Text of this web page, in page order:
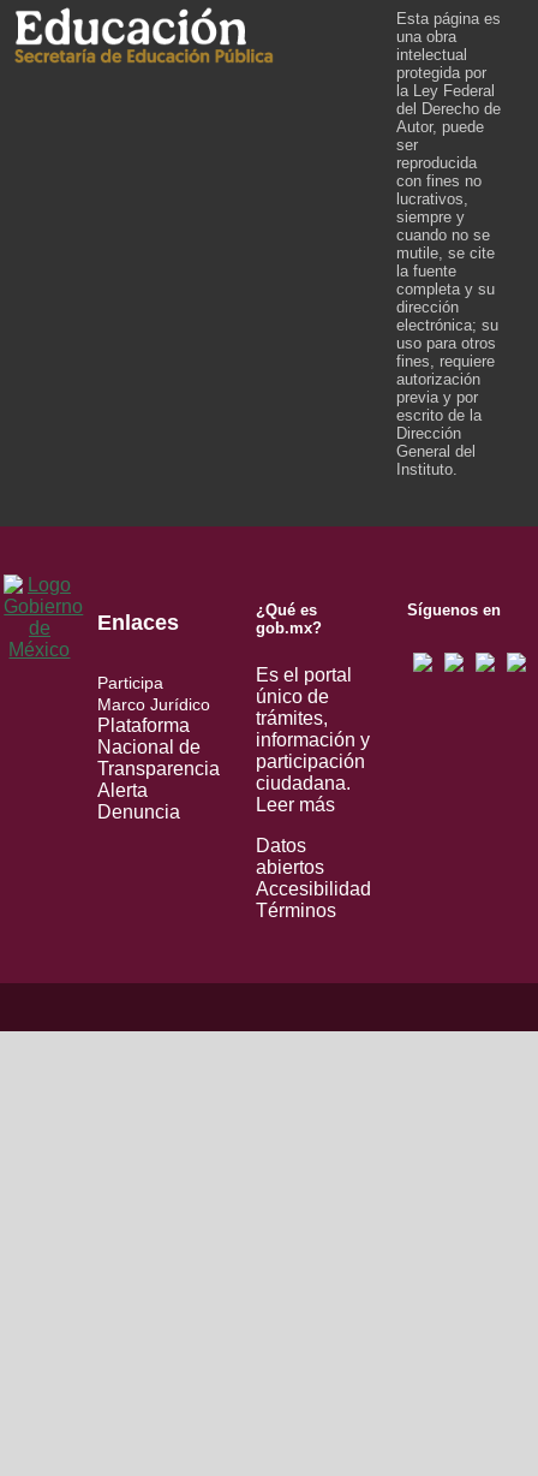
Esta página es
una obra
intelectual
protegida por
la Ley Federal
del Derecho de
Autor, puede
ser
reproducida
con fines no
lucrativos,
siempre y
cuando no se
mutile, se cite
la fuente
completa y su
dirección
electrónica; su
uso para otros
fines, requiere
autorización
previa y por
escrito de la
Dirección
General del
Instituto.
Enlaces
Participa
Marco Jurídico
Plataforma
Nacional de
Transparencia
Alerta
Denuncia
¿Qué es
gob.mx?
Es el portal
único de
trámites,
información y
participación
ciudadana.
Leer más
Datos
abiertos
Accesibilidad
Términos
Síguenos en